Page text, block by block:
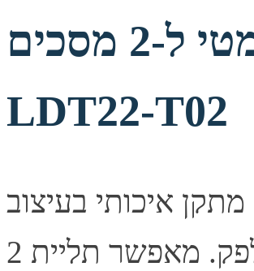
מתקן שולחני פנאומטי ל-2 מסכים LUMI
LDT22-T02
מסכי מחשב. מתקן איכותי בעיצוב
אלגנטי, מתאים להצבה על שולחן או דלפק. מאפשר תליית 2